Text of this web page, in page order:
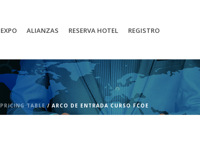
EXPO ALIANZAS RESERVA HOTEL REGISTRO
PRICING TABLE/ ARCO DE ENTRADA CURSO FCOE